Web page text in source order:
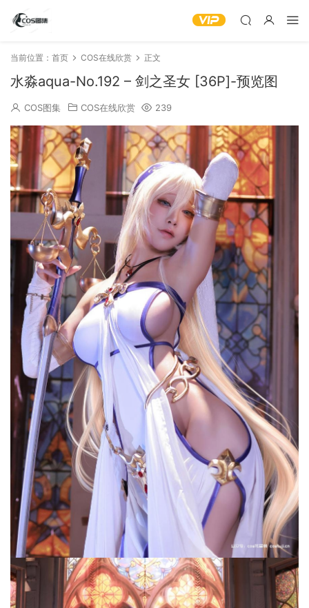
当前位置： 首页 COS在线欣赏 正文
水淼aqua-No.192 – 剑之圣女 [36P]-预览图
COS图集 COS在线欣赏 239